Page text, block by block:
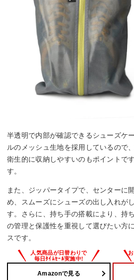
半透明で内部が確認できるシューズケ
ルのメッシュ生地を採用しているので
衛生的に収納しやすいのもポイントで
す。
また、ジッパータイプで、センターに
め、スムーズにシューズの出し入れが
す。さらに、持ち手の搭載により、持
の管理と保護性を重視して選びたい方
スです。
Amazonで見る